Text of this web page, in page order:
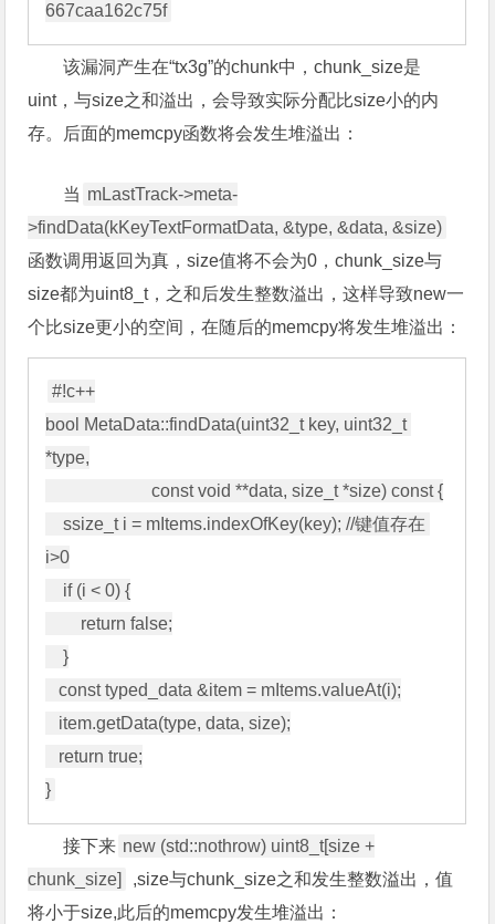
667caa162c75f
该漏洞产生在“tx3g”的chunk中，chunk_size是
uint，与size之和溢出，会导致实际分配比size小的内
存。后面的memcpy函数将会发生堆溢出：
当 mLastTrack->meta-
>findData(kKeyTextFormatData, &type, &data, &size)
函数调用返回为真，size值将不会为0，chunk_size与
size都为uint8_t，之和后发生整数溢出，这样导致new一
个比size更小的空间，在随后的memcpy将发生堆溢出：
#!c++
bool MetaData::findData(uint32_t key, uint32_t
*type,
                        const void **data, size_t *size) const {
    ssize_t i = mItems.indexOfKey(key); //键值存在
i>0
    }
   const typed_data &item = mItems.valueAt(i);
接下来 new (std::nothrow) uint8_t[size +
chunk_size]
,size与chunk_size之和发生整数溢出，值
将小于size,此后的memcpy发生堆溢出：